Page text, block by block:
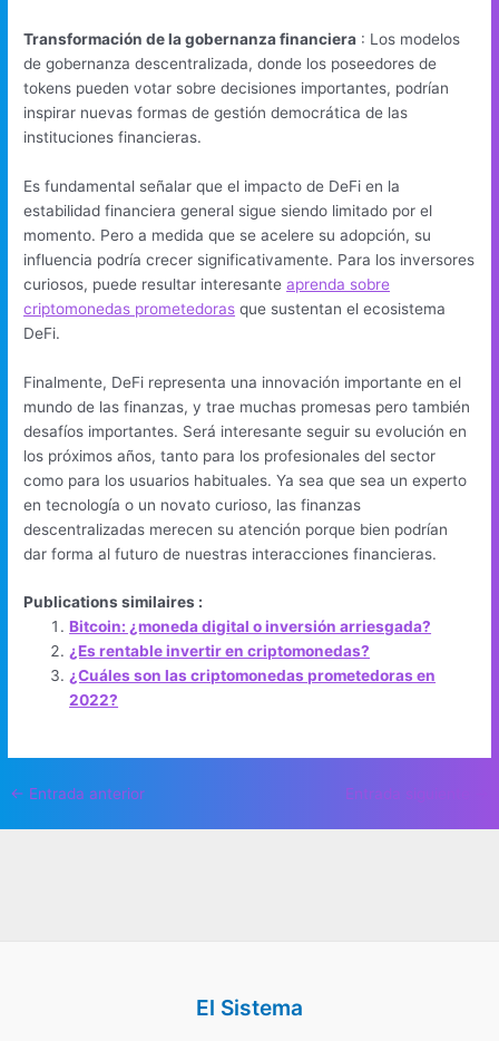
Transformación de la gobernanza financiera : Los modelos
de gobernanza descentralizada, donde los poseedores de
tokens pueden votar sobre decisiones importantes, podrían
inspirar nuevas formas de gestión democrática de las
instituciones financieras.
Es fundamental señalar que el impacto de DeFi en la
estabilidad financiera general sigue siendo limitado por el
momento. Pero a medida que se acelere su adopción, su
influencia podría crecer significativamente. Para los inversores
curiosos, puede resultar interesanteaprenda sobre
criptomonedas prometedoras que sustentan el ecosistema
DeFi.
Finalmente, DeFi representa una innovación importante en el
mundo de las finanzas, y trae muchas promesas pero también
desafíos importantes. Será interesante seguir su evolución en
los próximos años, tanto para los profesionales del sector
como para los usuarios habituales. Ya sea que sea un experto
en tecnología o un novato curioso, las finanzas
descentralizadas merecen su atención porque bien podrían
dar forma al futuro de nuestras interacciones financieras.
Publications similaires :
Bitcoin: ¿moneda digital o inversión arriesgada?
¿Es rentable invertir en criptomonedas?
¿Cuáles son las criptomonedas prometedoras en
2022?
Navegación
← Entrada anterior Entrada siguiente
El Sistema